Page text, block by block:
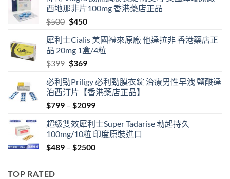
西地那非片100mg 香港藥店正品
$500 Original
was:
$500.
$450Current
is:
$450.
犀利士Cialis 美國禮來原廠 他達拉非 香港藥店正
品 20mg 1盒/4粒
$399 Original
was:
$399.
$369Current
is:
$369.
必利勁Priligy 必利勁膜衣錠 治療男性早洩 鹽酸達
泊西汀片【香港藥店正品】
$799 – $2099Price
$799
through
$2099
超級雙效犀利士Super Tadarise 勃起持久
100mg/10粒 印度原裝進口
$489 – $2500Price
TOP RATED